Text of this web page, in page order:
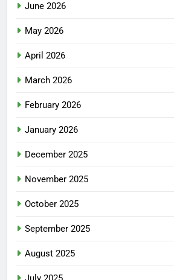
June 2026
May 2026
April 2026
March 2026
February 2026
January 2026
December 2025
November 2025
October 2025
September 2025
August 2025